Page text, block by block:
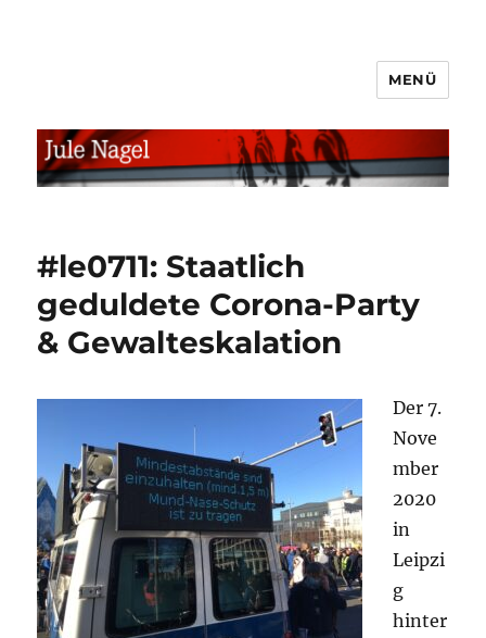
MENÜ
#le0711: Staatlich
geduldete Corona-Party
& Gewalteskalation
Der 7.
Nove
mber
2020
in
Leipzi
g
hinter